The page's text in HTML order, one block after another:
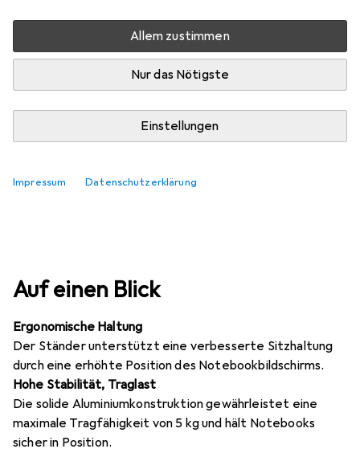
Allem zustimmen
Nur das Nötigste
Einstellungen
Impressum Datenschutzerklärung
Zwischen Di, 11.8. und Do, 13.8. geliefert
Lieferort angeben für genaue Lieferzeit
In den Warenkorb
Auf einen Blick
Ergonomische Haltung
Der Ständer unterstützt eine verbesserte Sitzhaltung
durch eine erhöhte Position des Notebookbildschirms.
Hohe Stabilität, Traglast
Die solide Aluminiumkonstruktion gewährleistet eine
maximale Tragfähigkeit von 5 kg und hält Notebooks
sicher in Position.